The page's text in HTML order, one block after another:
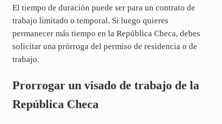
El tiempo de duración puede ser para un contrato de
trabajo limitado o temporal. Si luego quieres
permanecer más tiempo en la República Checa, debes
solicitar una prórroga del permiso de residencia o de
trabajo.
Prorrogar un visado de trabajo de la
República Checa